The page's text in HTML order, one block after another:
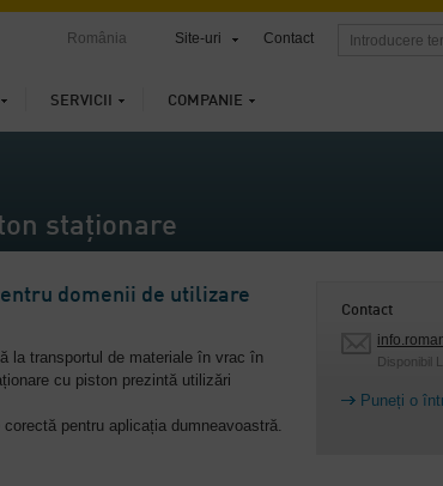
SERVICII COMPANIE
România Site-uri Contact
staționare
domenii de utilizare
la transportul de materiale în vrac în
cu piston prezintă utilizări
pentru aplicația dumneavoastră.
Contact
Disponibil
Puneți o